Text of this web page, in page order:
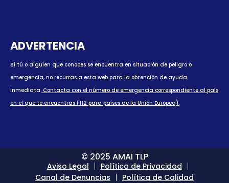
ADVERTENCIA
Si tú o alguien que conoces se encuentra en situación de peligro o
emergencia, no recurras a esta web para la obtención de ayuda
inmediata. Contacta con el número de emergencia correspondiente al país
en el que te encuentras (112 para países de la Unión Europea).
© 2025 AMAI TLP
Aviso Legal
Política de Privacidad
Canal de Denuncias
Política de Calidad